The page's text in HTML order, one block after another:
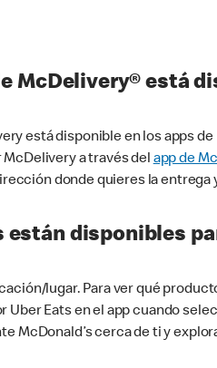
McDelivery® está
está disponible en los apps
McDelivery a través del app de
donde quieres la
están disponibles
lugar. Para ver qué
Eats en el app cuando
McDonald’s cerca de ti y